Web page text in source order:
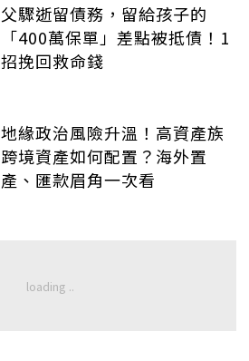
父驟逝留債務，留給孩子的
「400萬保單」差點被抵債！1
招挽回救命錢
地緣政治風險升溫！高資產族
跨境資產如何配置？海外置
產、匯款眉角一次看